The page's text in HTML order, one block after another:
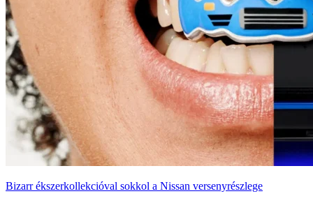
Bizarr ékszerkollekcióval sokkol a Nissan versenyrészlege